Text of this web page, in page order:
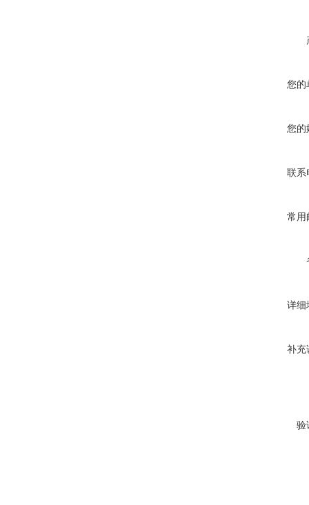
您的
您的
联系
常用
详细
补充
验